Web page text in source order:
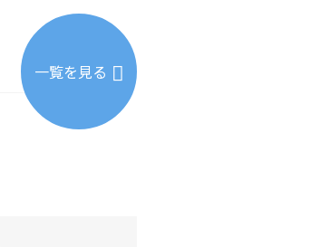
一覧を見る